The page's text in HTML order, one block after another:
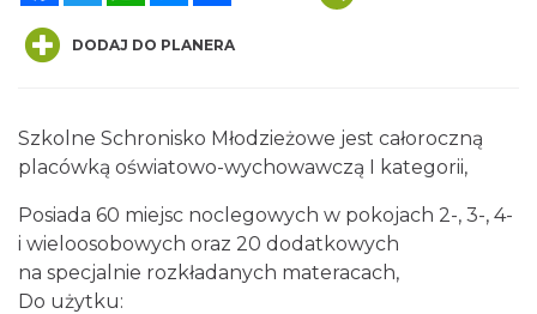
DODAJ DO PLANERA
Szkolne Schronisko Młodzieżowe jest całoroczną
placówką oświatowo-wychowawczą I kategorii,
Posiada 60 miejsc noclegowych w pokojach 2-, 3-, 4-
i wieloosobowych oraz 20 dodatkowych
na specjalnie rozkładanych materacach,
Do użytku: